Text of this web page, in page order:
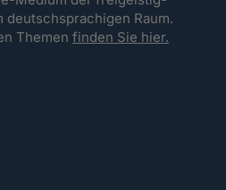
deutschsprachigen Raum.
Themenfinden Sie hier.